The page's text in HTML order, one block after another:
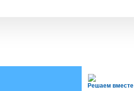
Решаем вместе